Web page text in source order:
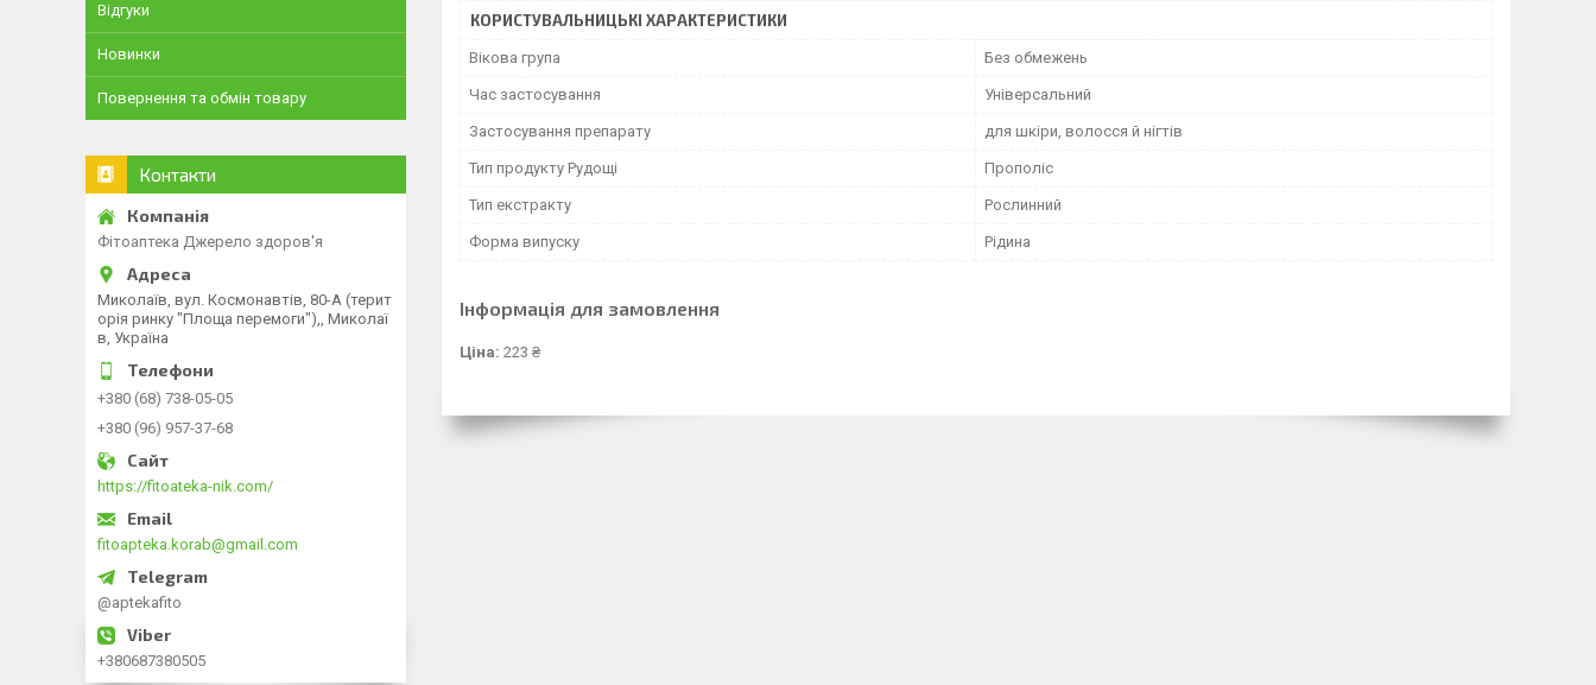
КОРИСТУВАЛЬНИЦЬКІ ХАРАКТЕРИСТИКИ
Вікова група Без обмежень
Час застосування Універсальний
Застосування препарату для шкіри, волосся й нігтів
Тип продукту Рудощі Прополіс
Тип екстракту Рослинний
Форма випуску Рідина
Інформація для замовлення
Ціна: 223 ₴
Відгуки
Новинки
Повернення та обмін товару
Контакти
Фітоаптека Джерело здоров'я
Миколаїв, вул. Космонавтів, 80-А (терит
орія ринку "Площа перемоги"),, Миколаї
в, Україна
+380 (68) 738-05-05
+380 (96) 957-37-68
https://fitoateka-nik.com/
fitoapteka.korab@gmail.com
@aptekafito
+380687380505